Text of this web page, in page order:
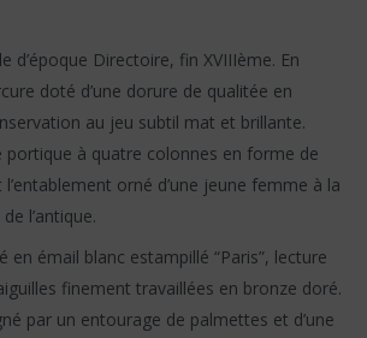
d’époque Directoire, fin XVIIIème. En
doté d’une dorure de qualitée en
au jeu subtil mat et brillante.
portique à quatre colonnes en forme de
orné d’une jeune femme à la
l’antique.
en émail blanc estampillé “Paris”, lecture
finement travaillées en bronze doré.
par un entourage de palmettes et d’une